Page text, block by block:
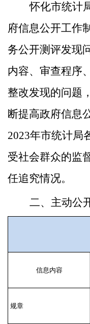
怀化市统计
府信息公开工作
务公开测评发现
内容、审查程序
整改发现的问题
断提高政府信息
2023年市统计局
受社会群众的监
任追究情况。
二、主动公
信息内容
规章